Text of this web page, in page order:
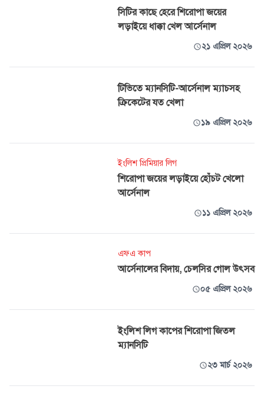
সিটির কাছে হেরে শিরোপা জয়ের
লড়াইয়ে ধাক্কা খেল আর্সেনাল
২১ এপ্রিল ২০২৬
টিভিতে ম্যানসিটি-আর্সেনাল ম্যাচসহ
ক্রিকেটের যত খেলা
১৯ এপ্রিল ২০২৬
ইংলিশ প্রিমিয়ার লিগ
শিরোপা জয়ের লড়াইয়ে হোঁচট খেলো
আর্সেনাল
১১ এপ্রিল ২০২৬
এফএ কাপ
আর্সেনালের বিদায়, চেলসির গোল উৎসব
০৫ এপ্রিল ২০২৬
ইংলিশ লিগ কাপের শিরোপা জিতল
ম্যানসিটি
২৩ মার্চ ২০২৬